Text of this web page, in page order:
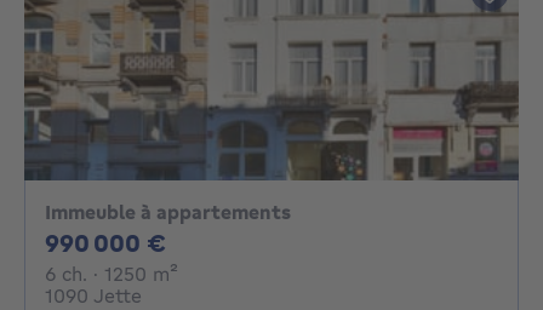
Immeuble à appartements
990 000 €
6 ch. 6 chambres
· 1250 m²
1090 Jette